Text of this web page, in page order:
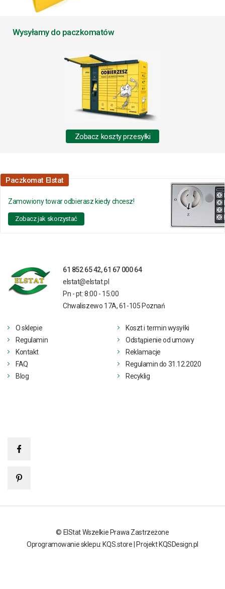
Wysyłamy do paczkomatów
Zobacz koszty przesyłki
Paczkomat Elstat
Zamowiony towar odbierasz kiedy chcesz!
Zobacz jak skorzystać
61 852 65 42, 61 67 000 64
elstat@elstat.pl
Pn - pt: 8:00 - 15:00
Chwaliszewo 17A, 61-105 Poznań
O sklepie
Regulamin
Kontakt
FAQ
Blog
Koszt i termin wysyłki
Odstąpienie od umowy
Reklamacje
Regulamin do 31.12.2020
Recyklig
© ElStat Wszelkie Prawa Zastrzeżone
Oprogramowanie sklepu: KQS.store
Projekt KQSDesign.pl